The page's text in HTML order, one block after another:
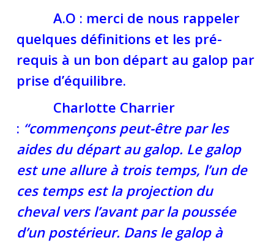
A.O : merci de nous rappeler
quelques définitions et les pré-
requis à un bon départ au galop par
prise d’équilibre.
Charlotte Charrier
: “commençons peut-être par les
aides du départ au galop. Le galop
est une allure à trois temps, l’un de
ces temps est la projection du
cheval vers l’avant par la poussée
d’un postérieur. Dans le galop à